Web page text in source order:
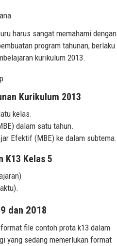
harus sangat memahami dengan
program tahunan, berlaku
kurikulum 2013.
Kurikulum 2013
kelas.
dalam satu tahun.
Efektif (MBE) ke dalam subtema.
K13 Kelas 5
dan 2018
file contoh prota k13 dalam
yang sedang memerlukan format